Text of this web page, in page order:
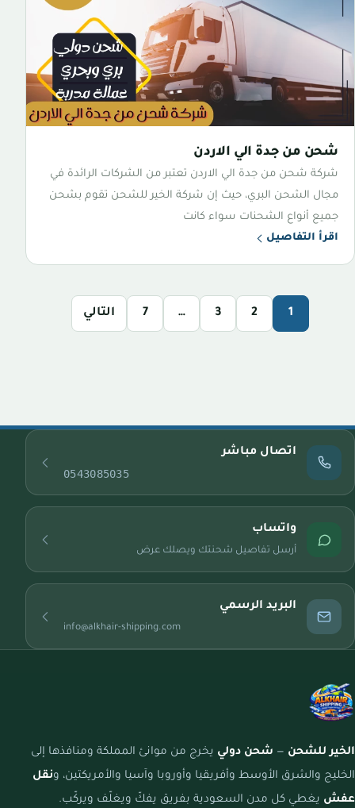
شحن من جدة الي الاردن
شركة شحن من جدة الي الاردن تعتبر من الشركات الرائدة في
مجال الشحن البري، حيث إن شركة الخير للشحن تقوم بشحن
جميع أنواع الشحنات سواء كانت
اقرأ التفاصيل
1
2
3
…
7 التالي
اتصال مباشر
0543085035
واتساب
أرسل تفاصيل شحنتك ويصلك عرض
البريد الرسمي
info@alkhair-shipping.com
الخير للشحن — شحن دولي يخرج من موانئ المملكة ومنافذها إلى
الخليج والشرق الأوسط وأفريقيا وأوروبا وآسيا والأمريكتين، ونقل
عفش يغطي كل مدن السعودية بفريق يفكّ ويغلّف ويركّب.